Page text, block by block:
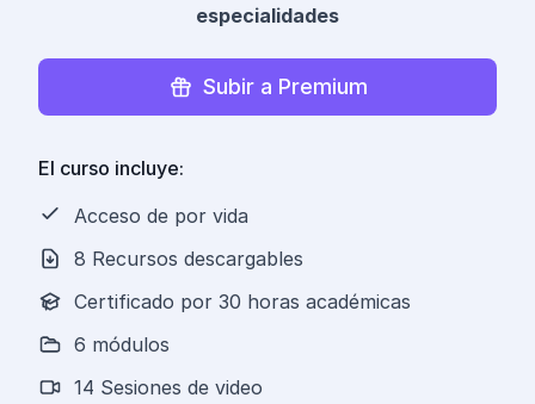
especialidades
Subir a Premium
El curso incluye:
Acceso de por vida
8 Recursos descargables
Certificado por 30 horas académicas
6 módulos
14 Sesiones de video